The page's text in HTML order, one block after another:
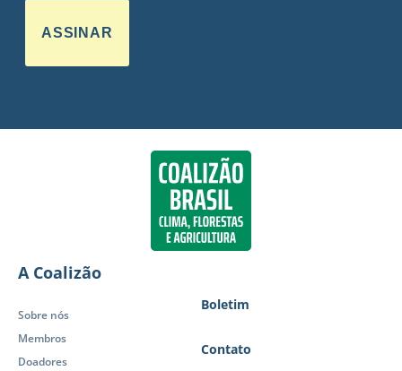
ASSINAR
A Coalizão
Sobre nós
Membros
Doadores
Boletim
Contato